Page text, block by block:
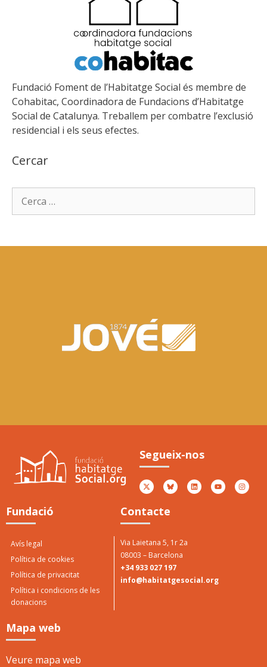
Fundació Foment de l’Habitatge Social és membre de
Cohabitac, Coordinadora de Fundacions d’Habitatge
Social de Catalunya. Treballem per combatre l’exclusió
residencial i els seus efectes.
Cercar
Premi Jové als valors
Atorgat per Casa Jové 2017 Segueix-nos
Fundació
Avís legal
Política de cookies
Política de privacitat
Política i condicions de les
donacions
Contacte
Via Laietana 5, 1r 2a
08003 – Barcelona
+34 933 027 197
info@habitatgesocial.org
Mapa web
Veure mapa web